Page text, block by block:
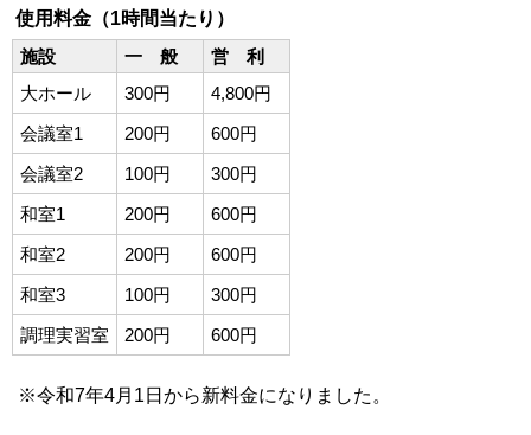
使用料金（1時間当たり）
施設
一 般
営 利
大ホール
300円
4,800円
会議室1
200円
600円
会議室2
100円
300円
和室1
200円
600円
和室2
200円
600円
和室3
100円
300円
調理実習室
200円 600円
※令和7年4月1日から新料金になりました。